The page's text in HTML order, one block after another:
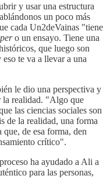
y usar una estructura
un poco más
cada Un2deVainas "tiene
o un ensayo. Tiene una
que luego son
te va a llevar a una
le dio una perspectiva y
la realidad. "Algo que
las ciencias sociales son
de la realidad, una forma
de esa forma, den
crítico".
ha ayudado a Ali a
para las personas,